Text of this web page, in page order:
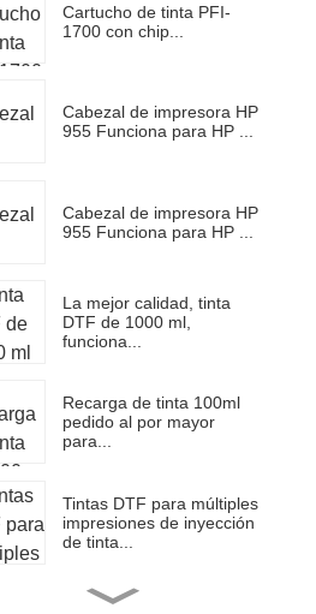
Cartucho de tinta PFI-
1700 con chip...
Cabezal de impresora HP
955 Funciona para HP ...
Cabezal de impresora HP
955 Funciona para HP ...
La mejor calidad, tinta
DTF de 1000 ml,
funciona...
Recarga de tinta 100ml
pedido al por mayor
para...
Tintas DTF para múltiples
impresiones de inyección
de tinta...